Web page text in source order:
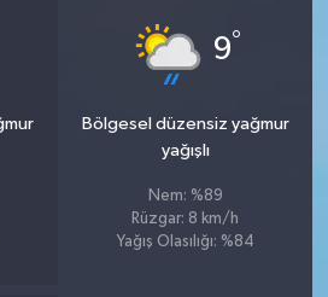
9°
Bölgesel düzensiz yağmur
yağışlı
Nem: %89
Rüzgar: 8 km/h
Yağış Olasılığı: %84